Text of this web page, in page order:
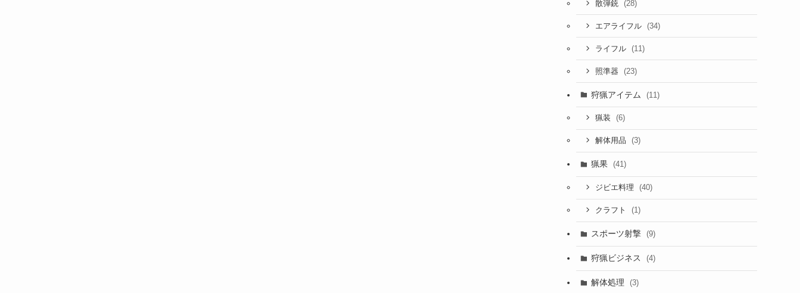
散弾銃 (28)
エアライフル (34)
ライフル (11)
照準器 (23)
狩猟アイテム (11)
猟装 (6)
解体用品 (3)
猟果 (41)
ジビエ料理 (40)
クラフト (1)
スポーツ射撃 (9)
狩猟ビジネス (4)
解体処理 (3)